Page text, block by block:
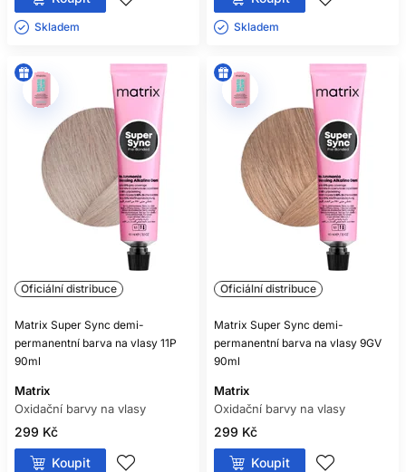
Skladem ㅤ Skladem ㅤ
Oficiální distribuce
Matrix Super Sync demi-
permanentní barva na vlasy 11P
90ml
Matrix
Oxidační barvy na vlasy
299 Kč
Koupit
Oficiální distribuce
Matrix Super Sync demi-
permanentní barva na vlasy 9GV
90ml
Matrix
Oxidační barvy na vlasy
299 Kč
Koupit